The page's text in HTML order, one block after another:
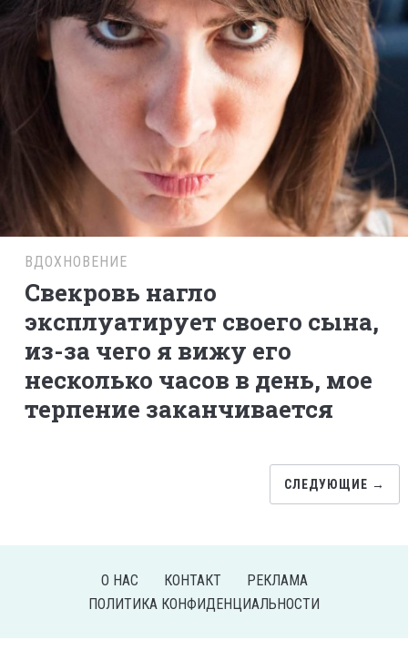
ВДОХНОВЕНИЕ
Свекровь нагло
эксплуатирует своего сына,
из-за чего я вижу его
несколько часов в день, мое
терпение заканчивается
СЛЕДУЮЩИЕ →
О НАС КОНТАКТ
РЕКЛАМА
ПОЛИТИКА КОНФИДЕНЦИАЛЬНОСТИ